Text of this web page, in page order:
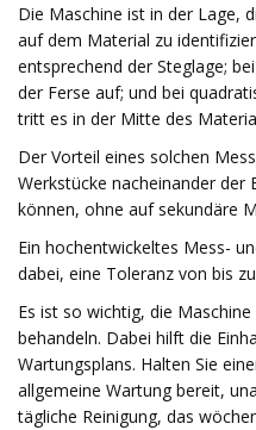
Die Maschine ist in der Lage,
auf dem Material zu
entsprechend der Steglage;
der Ferse auf; und bei
tritt es in der Mitte des
Der Vorteil eines solchen
Werkstücke nacheinander der
können, ohne auf sekundäre
Ein hochentwickeltes Mess-
dabei, eine Toleranz von bis
Es ist so wichtig, die
behandeln. Dabei hilft die
Wartungsplans. Halten Sie
allgemeine Wartung bereit,
tägliche Reinigung, das